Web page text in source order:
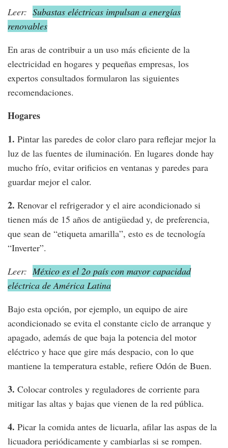
Leer: Subastas eléctricas impulsan a energías
renovables
En aras de contribuir a un uso más eficiente de la
electricidad en hogares y pequeñas empresas, los
expertos consultados formularon las siguientes
recomendaciones.
Hogares
1. Pintar las paredes de color claro para reflejar mejor la
luz de las fuentes de iluminación. En lugares donde hay
mucho frío, evitar orificios en ventanas y paredes para
guardar mejor el calor.
2. Renovar el refrigerador y el aire acondicionado si
tienen más de 15 años de antigüedad y, de preferencia,
que sean de “etiqueta amarilla”, esto es de tecnología
“Inverter”.
Leer: México es el 2o país con mayor capacidad
eléctrica de América Latina
Bajo esta opción, por ejemplo, un equipo de aire
acondicionado se evita el constante ciclo de arranque y
apagado, además de que baja la potencia del motor
eléctrico y hace que gire más despacio, con lo que
mantiene la temperatura estable, refiere Odón de Buen.
3. Colocar controles y reguladores de corriente para
mitigar las altas y bajas que vienen de la red pública.
4. Picar la comida antes de licuarla, afilar las aspas de la
licuadora periódicamente y cambiarlas si se rompen.